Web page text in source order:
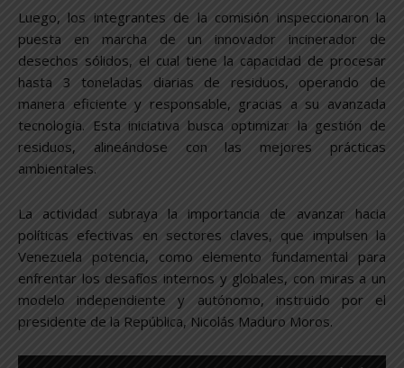
Luego, los integrantes de la comisión inspeccionaron la
puesta en marcha de un innovador incinerador de
desechos sólidos, el cual tiene la capacidad de procesar
hasta 3 toneladas diarias de residuos, operando de
manera eficiente y responsable, gracias a su avanzada
tecnología. Esta iniciativa busca optimizar la gestión de
residuos, alineándose con las mejores prácticas
ambientales.
La actividad subraya la importancia de avanzar hacia
políticas efectivas en sectores claves, que impulsen la
Venezuela potencia, como elemento fundamental para
enfrentar los desafíos internos y globales, con miras a un
modelo independiente y autónomo, instruido por el
presidente de la República, Nicolás Maduro Moros.